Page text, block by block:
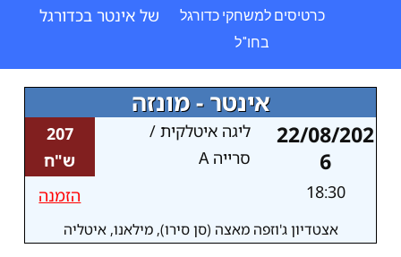
כרטיסים למשחקי כדורגל
בחו"ל
של אינטר בכדורגל
אינטר - מונזה
22/08/202
6
18:30
ליגה איטלקית /
סרייה A
207
ש"ח
הזמנה
אצטדיון ג'וזפה מאצה (סן סירו), מילאנו, איטליה